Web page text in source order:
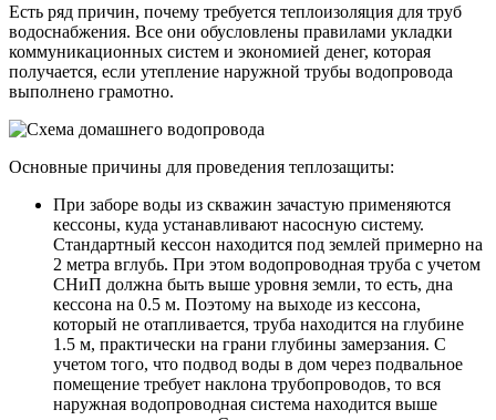
Есть ряд причин, почему требуется теплоизоляция для труб
водоснабжения. Все они обусловлены правилами укладки
коммуникационных систем и экономией денег, которая
получается, если утепление наружной трубы водопровода
выполнено грамотно.
Основные причины для проведения теплозащиты:
При заборе воды из скважин зачастую применяются
кессоны, куда устанавливают насосную систему.
Стандартный кессон находится под землей примерно на
2 метра вглубь. При этом водопроводная труба с учетом
СНиП должна быть выше уровня земли, то есть, дна
кессона на 0.5 м. Поэтому на выходе из кессона,
который не отапливается, труба находится на глубине
1.5 м, практически на грани глубины замерзания. С
учетом того, что подвод воды в дом через подвальное
помещение требует наклона трубопроводов, то вся
наружная водопроводная система находится выше